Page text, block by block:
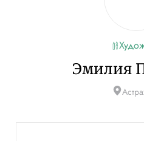
Эмилия